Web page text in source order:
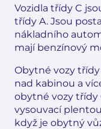
Vozidla třídy C
třídy A. Jsou
nákladního
mají benzínový
Obytné vozy
nad kabinou a
obytné vozy
vysouvací
když je obytný